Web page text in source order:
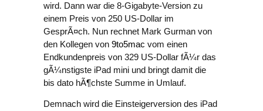
wird. Dann war die 8-Gigabyte-Version zu
einem Preis von 250 US-Dollar im
GesprÃ¤ch. Nun rechnet Mark Gurman von
den Kollegen von 9to5mac vom einen
Endkundenpreis von 329 US-Dollar fÃ¼r das
gÃ¼nstigste iPad mini und bringt damit die
bis dato hÃ¶chste Summe in Umlauf.
Demnach wird die Einsteigerversion des iPad